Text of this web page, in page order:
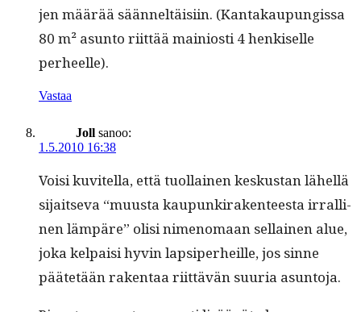
jen määrää sään­neltäisi­in. (Kan­takaupungis­sa
80 m² asun­to riit­tää main­iosti 4 henkiselle
perheelle).
Vastaa
Joll sanoo:
1.5.2010 16:38
Voisi kuvitel­la, että tuol­lainen keskus­tan lähel­lä
sijait­se­va “muus­ta kaupunki­rak­en­teesta irralli­
nen läm­päre” olisi nimeno­maan sel­l­ainen alue,
joka kel­paisi hyvin lap­siper­heille, jos sinne
päätetään rak­en­taa riit­tävän suuria asuntoja.